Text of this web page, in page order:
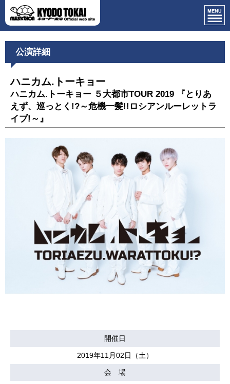
公演詳細
ハニカム.トーキョー
ハニカム.トーキョー ５大都市TOUR 2019 『とりあ
えず、巡っとく!?～危機一髪!!ロシアンルーレットラ
イブ!～』
開催日
2019年11月02日（土）
会 場